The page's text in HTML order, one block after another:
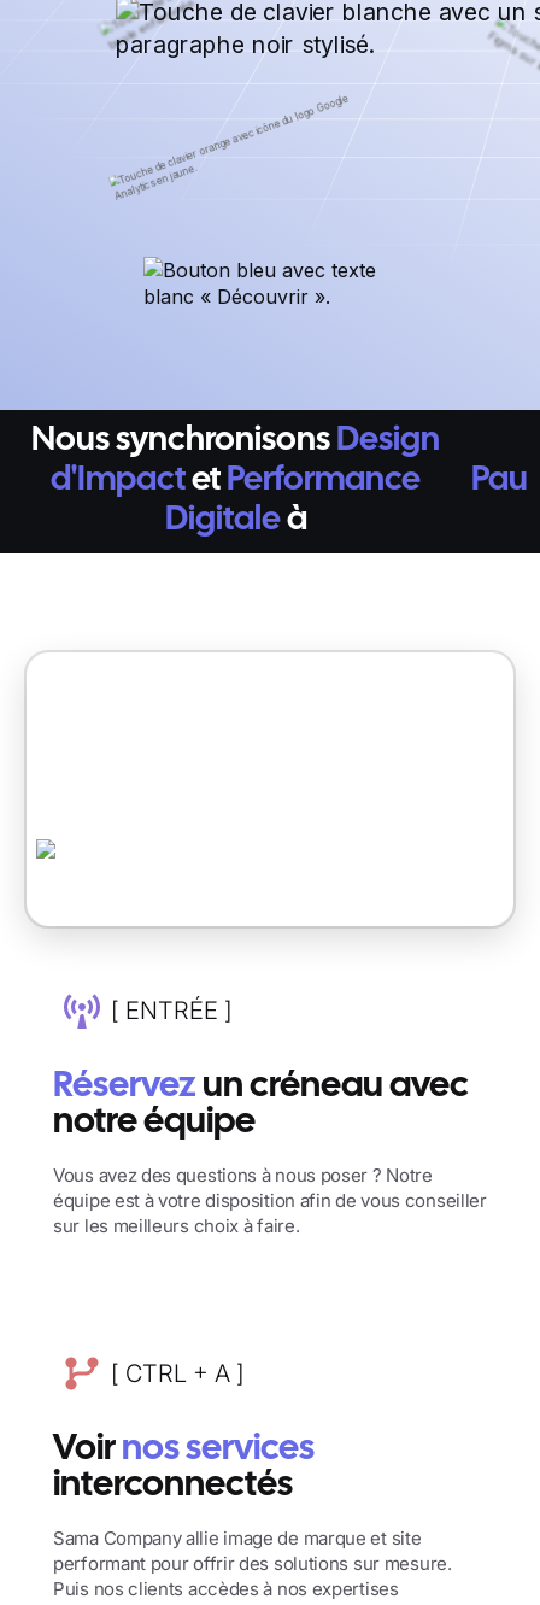
Nous synchronisons Design
d'Impactet Performance
Digitaleà
Pau
[ ENTRÉE ]
Réservez un créneau avec
notre équipe
Vous avez des questions à nous poser ? Notre
équipe est à votre disposition afin de vous conseiller
sur les meilleurs choix à faire.
[ CTRL + A ]
Voir nos services
interconnectés
Sama Company allie image de marque et site
performant pour offrir des solutions sur mesure.
Puis nos clients accèdes à nos expertises